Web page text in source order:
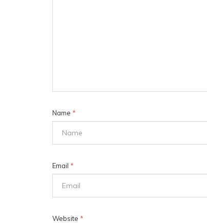
Name *
Email *
Website *